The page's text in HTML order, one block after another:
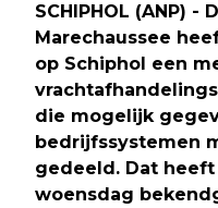
SCHIPHOL (ANP) -
Marechaussee
op Schiphol een
die mogelijk
bedrijfssystemen
gedeeld. Dat
woensdag